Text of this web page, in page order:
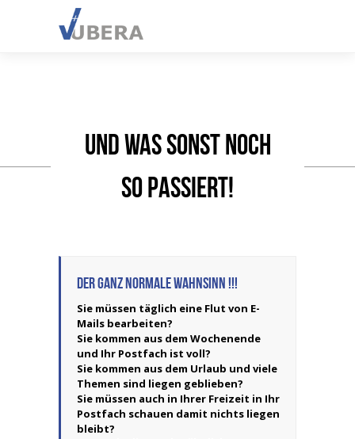
Und was sonst noch
so passiert!
Der ganz normale Wahnsinn !!!
Sie müssen täglich eine Flut von E-
Mails bearbeiten?
Sie kommen aus dem Wochenende
und Ihr Postfach ist voll?
Sie kommen aus dem Urlaub und viele
Themen sind liegen geblieben?
Sie müssen auch in Ihrer Freizeit in Ihr
Postfach schauen damit nichts liegen
bleibt?